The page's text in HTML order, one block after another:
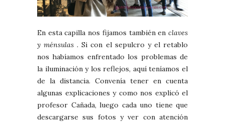
En esta capilla nos fijamos también en claves
y ménsulas .Si con el sepulcro y el retablo
nos habíamos enfrentado los problemas de
la iluminación y los reflejos, aquí teníamos el
de la distancia. Convenía tener en cuenta
algunas explicaciones y como nos explicó el
profesor Cañada, luego cada uno tiene que
descargarse sus fotos y ver con atención